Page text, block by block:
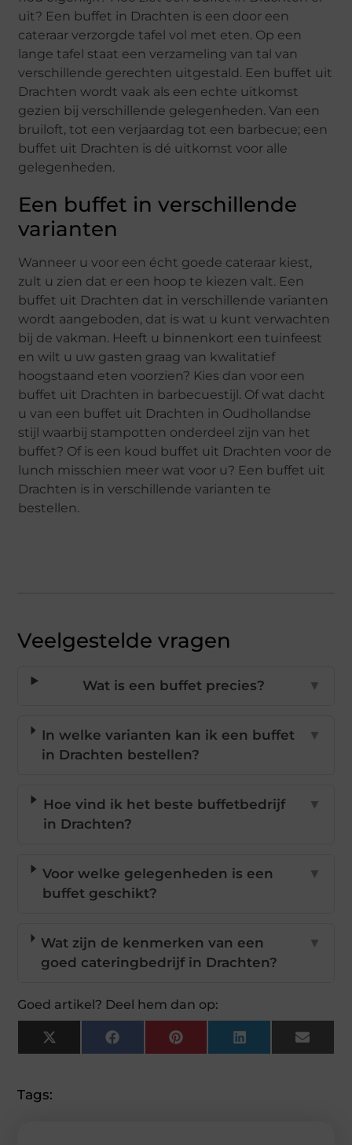
uit? Een buffet in Drachten is een door een
cateraar verzorgde tafel vol met eten. Op een
lange tafel staat een verzameling van tal van
verschillende gerechten uitgestald. Een buffet uit
Drachten wordt vaak als een echte uitkomst
gezien bij verschillende gelegenheden. Van een
bruiloft, tot een verjaardag tot een barbecue; een
buffet uit Drachten is dé uitkomst voor alle
gelegenheden.
Een buffet in verschillende
varianten
Wanneer u voor een écht goede cateraar kiest,
zult u zien dat er een hoop te kiezen valt. Een
buffet uit Drachten dat in verschillende varianten
wordt aangeboden, dat is wat u kunt verwachten
bij de vakman. Heeft u binnenkort een tuinfeest
en wilt u uw gasten graag van kwalitatief
hoogstaand eten voorzien? Kies dan voor een
buffet uit Drachten in barbecuestijl. Of wat dacht
u van een buffet uit Drachten in Oudhollandse
stijl waarbij stampotten onderdeel zijn van het
buffet? Of is een koud buffet uit Drachten voor de
lunch misschien meer wat voor u? Een buffet uit
Drachten is in verschillende varianten te
bestellen.
Veelgestelde vragen
Wat is een buffet precies? ▼
In welke varianten kan ik een buffet
in Drachten bestellen?
▼
Hoe vind ik het beste buffetbedrijf
in Drachten?
▼
Voor welke gelegenheden is een
buffet geschikt?
▼
Wat zijn de kenmerken van een
goed cateringbedrijf in Drachten?
▼
Goed artikel? Deel hem dan op:
X
(Twitter)
FacebookPinterestLinkedInEmail
Tags: